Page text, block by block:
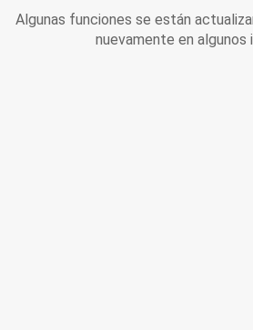
Algunas funciones se están
nuevamente en algunos